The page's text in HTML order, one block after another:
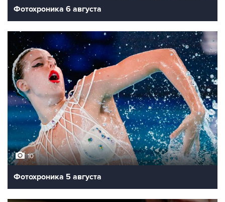
Фотохроника 6 августа
10
Фотохроника 5 августа